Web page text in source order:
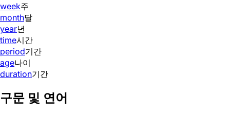
week주
month달
year년
time시간
period기간
age나이
duration기간
구문 및 연어